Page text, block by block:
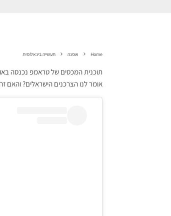
Home אופנה תעשייה בינאלומית
תוכנית המכסים של טראמפ נכנסה
אומר לנו הצרכנים הישראלים? והאם